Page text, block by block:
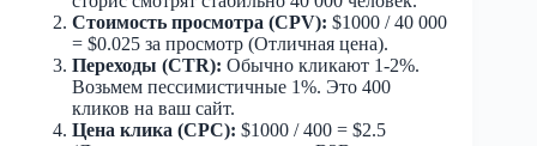
Стоимость просмотра (CPV): $1000 / 40 000
= $0.025 за просмотр (Отличная цена).
Переходы (CTR): Обычно кликают 1-2%.
Возьмем пессимистичные 1%. Это 400
кликов на ваш сайт.
Цена клика (CPC): $1000 / 400 = $2.5